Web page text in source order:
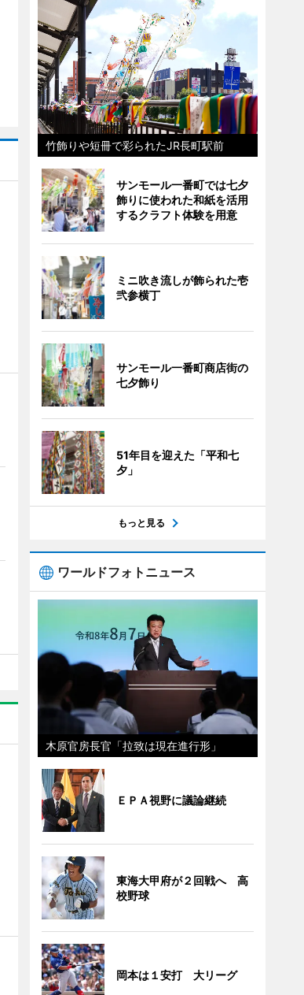
竹飾りや短冊で彩られたJR長町駅前
サンモール一番町では七夕
飾りに使われた和紙を活用
するクラフト体験を用意
ミニ吹き流しが飾られた壱
弐参横丁
サンモール一番町商店街の
七夕飾り
51年目を迎えた「平和七
夕」
もっと見る
ワールドフォトニュース
木原官房長官「拉致は現在進行形」
ＥＰＡ視野に議論継続
東海大甲府が２回戦へ 高
校野球
岡本は１安打 大リーグ